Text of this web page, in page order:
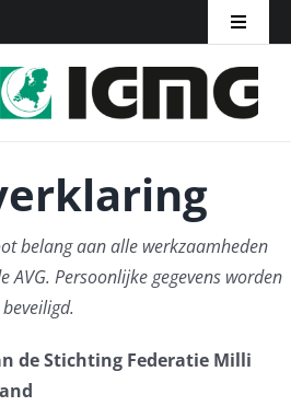
Toggle
belang aan alle werkzaamheden
AVG. Persoonlijke gegevens worden
de Stichting Federatie Milli